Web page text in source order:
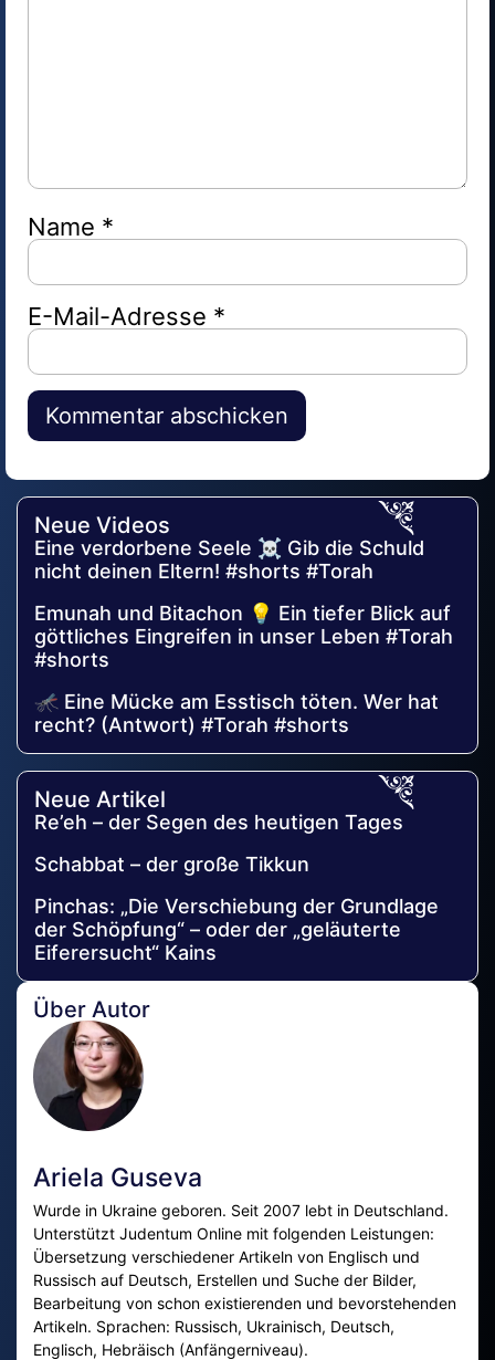
Name *
E-Mail-Adresse *
Alternative:
Neue Videos
Eine verdorbene Seele ☠️ Gib die Schuld
nicht deinen Eltern! #shorts #Torah
Emunah und Bitachon 💡 Ein tiefer Blick auf
göttliches Eingreifen in unser Leben #Torah
#shorts
🦟 Eine Mücke am Esstisch töten. Wer hat
recht? (Antwort) #Torah #shorts
Neue Artikel
Re’eh – der Segen des heutigen Tages
Schabbat – der große Tikkun
Pinchas: „Die Verschiebung der Grundlage
der Schöpfung“ – oder der „geläuterte
Eiferersucht“ Kains
Über Autor
Ariela Guseva
Wurde in Ukraine geboren. Seit 2007 lebt in Deutschland.
Unterstützt Judentum Online mit folgenden Leistungen:
Übersetzung verschiedener Artikeln von Englisch und
Russisch auf Deutsch, Erstellen und Suche der Bilder,
Bearbeitung von schon existierenden und bevorstehenden
Artikeln. Sprachen: Russisch, Ukrainisch, Deutsch,
Englisch, Hebräisch (Anfängerniveau).